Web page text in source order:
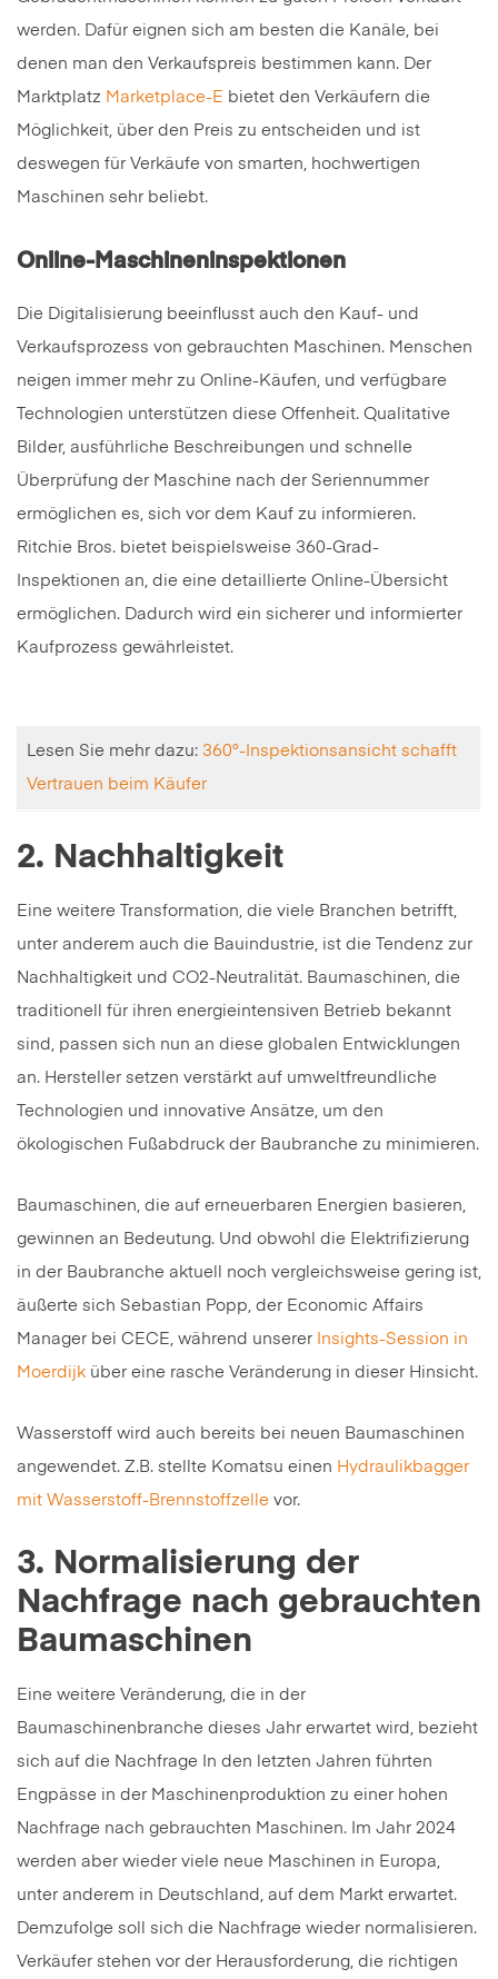
werden. Dafür eignen sich am besten die Kanäle, bei
denen man den Verkaufspreis bestimmen kann. Der
Marktplatz Marketplace-E bietet den Verkäufern die
Möglichkeit, über den Preis zu entscheiden und ist
deswegen für Verkäufe von smarten, hochwertigen
Maschinen sehr beliebt.
Online-Maschineninspektionen
Die Digitalisierung beeinflusst auch den Kauf- und
Verkaufsprozess von gebrauchten Maschinen. Menschen
neigen immer mehr zu Online-Käufen, und verfügbare
Technologien unterstützen diese Offenheit. Qualitative
Bilder, ausführliche Beschreibungen und schnelle
Überprüfung der Maschine nach der Seriennummer
ermöglichen es, sich vor dem Kauf zu informieren.
Ritchie Bros. bietet beispielsweise 360-Grad-
Inspektionen an, die eine detaillierte Online-Übersicht
ermöglichen. Dadurch wird ein sicherer und informierter
Kaufprozess gewährleistet.
Lesen Sie mehr dazu: 360°-Inspektionsansicht schafft
Vertrauen beim Käufer
2. Nachhaltigkeit
Eine weitere Transformation, die viele Branchen betrifft,
unter anderem auch die Bauindustrie, ist die Tendenz zur
Nachhaltigkeit und CO2-Neutralität. Baumaschinen, die
traditionell für ihren energieintensiven Betrieb bekannt
sind, passen sich nun an diese globalen Entwicklungen
an. Hersteller setzen verstärkt auf umweltfreundliche
Technologien und innovative Ansätze, um den
ökologischen Fußabdruck der Baubranche zu minimieren.
Baumaschinen, die auf erneuerbaren Energien basieren,
gewinnen an Bedeutung. Und obwohl die Elektrifizierung
in der Baubranche aktuell noch vergleichsweise gering ist,
äußerte sich Sebastian Popp, der Economic Affairs
Manager bei CECE, während unserer Insights-Session in
Moerdijk über eine rasche Veränderung in dieser Hinsicht.
Wasserstoff wird auch bereits bei neuen Baumaschinen
angewendet. Z.B. stellte Komatsu einen Hydraulikbagger
mit Wasserstoff-Brennstoffzelle vor.
3. Normalisierung der
Nachfrage nach gebrauchten
Baumaschinen
Eine weitere Veränderung, die in der
Baumaschinenbranche dieses Jahr erwartet wird, bezieht
sich auf die Nachfrage In den letzten Jahren führten
Engpässe in der Maschinenproduktion zu einer hohen
Nachfrage nach gebrauchten Maschinen. Im Jahr 2024
werden aber wieder viele neue Maschinen in Europa,
unter anderem in Deutschland, auf dem Markt erwartet.
Demzufolge soll sich die Nachfrage wieder normalisieren.
Verkäufer stehen vor der Herausforderung, die richtigen